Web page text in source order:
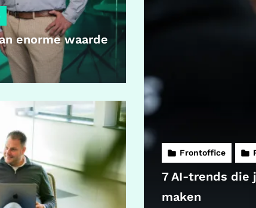
enorme waarde
Frontoffice
7 AI-trends
maken